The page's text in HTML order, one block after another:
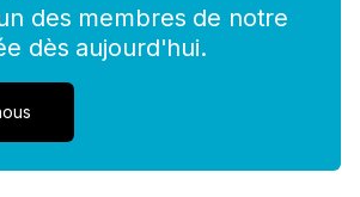
des membres de notre
dès aujourd'hui.